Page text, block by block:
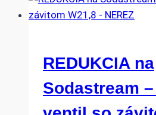
REDUKCIA na
Sodastream